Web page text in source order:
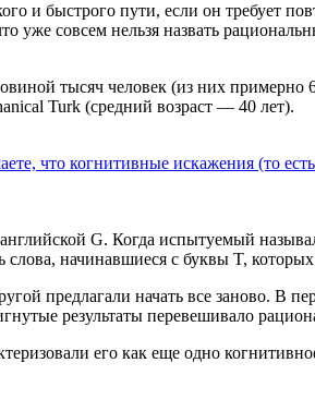
и быстрого пути, если он требует
уже совсем нельзя назвать
тысяч человек (из них примерно
Turk (средний возраст — 40 лет).
что когнитивные искажения (то
G. Когда испытуемый
начинавшиеся с буквы T,
предлагали начать все заново. В
результаты перевешивало
его как еще одно